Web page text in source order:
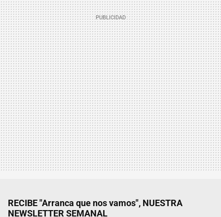
RECIBE "Arranca que nos vamos", NUESTRA
NEWSLETTER SEMANAL